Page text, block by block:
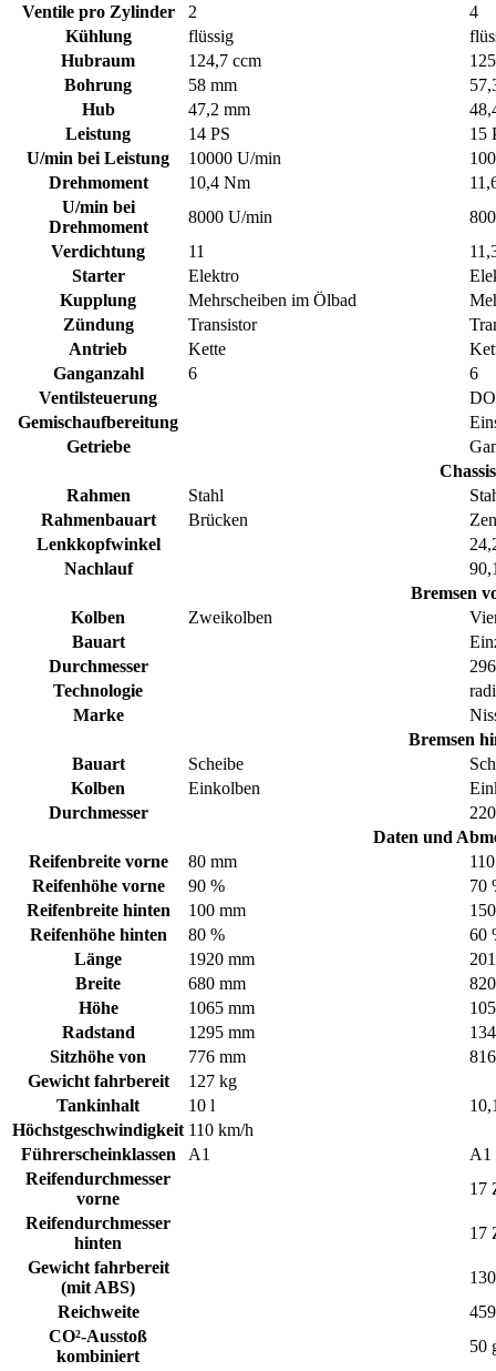
Ventile pro Zylinder
2
4
Kühlung
flüssig
Hubraum
124,7 ccm
Bohrung
58 mm
Hub
47,2 mm
Leistung
14 PS
15
U/min bei Leistung
10000 U/min
Drehmoment
10,4 Nm
U/min bei
Drehmoment
8000 U/min
Verdichtung
11
Starter
Elektro
Kupplung
Mehrscheiben im Ölbad
Zündung
Transistor
Antrieb
Kette
Ganganzahl
6
6
Ventilsteuerung
Gemischaufbereitung
Getriebe
Chassis
Rahmen
Stahl
Rahmenbauart
Brücken
Lenkkopfwinkel
Nachlauf
Bremsen
Kolben
Zweikolben
Bauart
Durchmesser
Technologie
Marke
Bremsen
Bauart
Scheibe
Kolben
Einkolben
Durchmesser
Daten und
Reifenbreite vorne
80 mm
Reifenhöhe vorne
90 %
70
Reifenbreite hinten
100 mm
Reifenhöhe hinten
80 %
60
Länge
1920 mm
Breite
680 mm
Höhe
1065 mm
Radstand
1295 mm
Sitzhöhe von
776 mm
Gewicht fahrbereit
127 kg
Tankinhalt
10 l
Höchstgeschwindigkeit 110 km/h
Führerscheinklassen
A1
A1
Reifendurchmesser
vorne
17
Reifendurchmesser
hinten
17
Gewicht fahrbereit
(mit ABS)
Reichweite
CO²-Ausstoß
kombiniert
50